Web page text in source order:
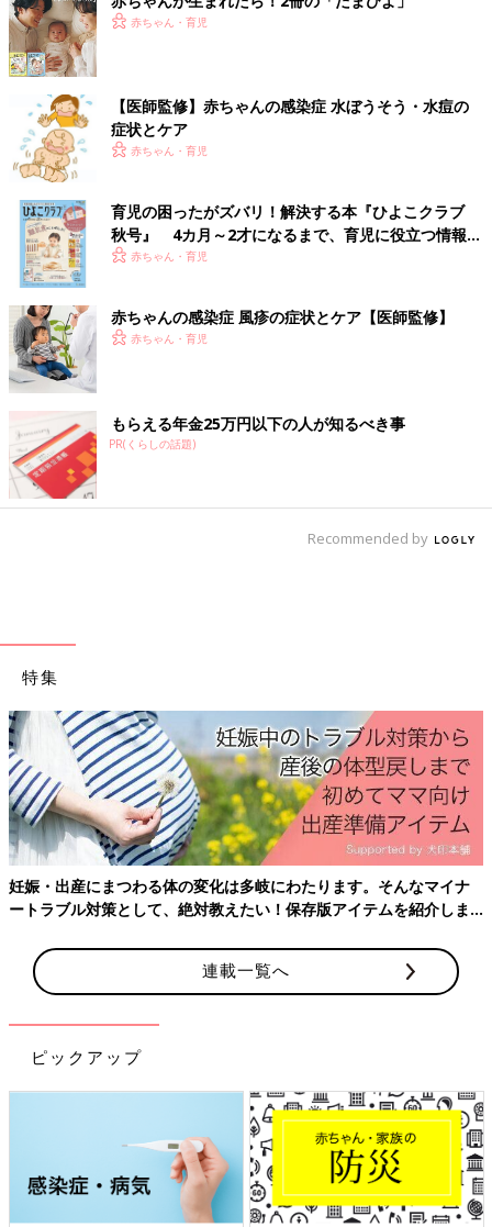
・おたふくかぜ・流行性耳下腺炎（りゅうこうせいじかせんえ
ん）
・風疹（ふうしん）
・りんご病・伝染性紅斑（でんせんせいこうはん）
・RSウイルス感染症
・ ヘルパンギーナ
・手足口病（てあしくちびょう）
・アデノウイルス感染症・咽頭結膜熱（いんとうけつまくね
つ）・プール熱
・溶連菌感染症（ようれんきんかんせんしょう）
赤ちゃんがかかりやすい病気・症状別・予防接種・お薬ガイド
▼赤ちゃん・子どもの病気とホームケアにおすすめの本
Amazonで購入
楽天ブックスで購入
※表記している、月齢・年齢、季節、症状の様子などはあくまで
一般的な目安です。
※この情報は、2019年4月のものです。
赤ちゃん・育児
【医師監修】赤ちゃんの感染症 水ぼうそう・水痘の
症状とケア
赤ちゃん・育児
育児の困ったがズバリ！解決する本『ひよこクラブ
秋号』 4カ月～2才になるまで、育児に役立つ情報が
いっぱい！
赤ちゃん・育児
赤ちゃんの感染症 風疹の症状とケア【医師監修】
赤ちゃん・育児
もらえる年金25万円以下の人が知るべき事
PR(くらしの話題)
Recommended by
特集
妊娠・出産にまつわる体の変化は多岐にわたります。そんなマイナ
ートラブル対策として、絶対教えたい！保存版アイテムを紹介しま
連載一覧へ
ピックアップ